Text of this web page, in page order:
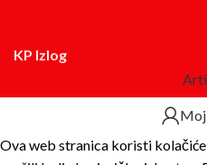
KP Izlog
Ova web stranica koristi